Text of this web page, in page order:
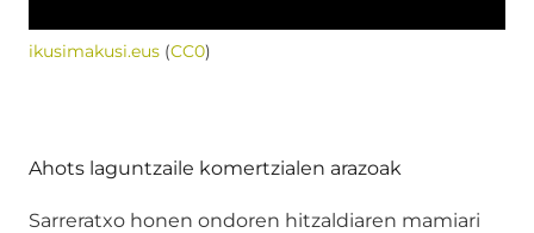
ikusimakusi.eus (CC0)
Ahots laguntzaile komertzialen arazoak
Sarreratxo honen ondoren hitzaldiaren mamiari